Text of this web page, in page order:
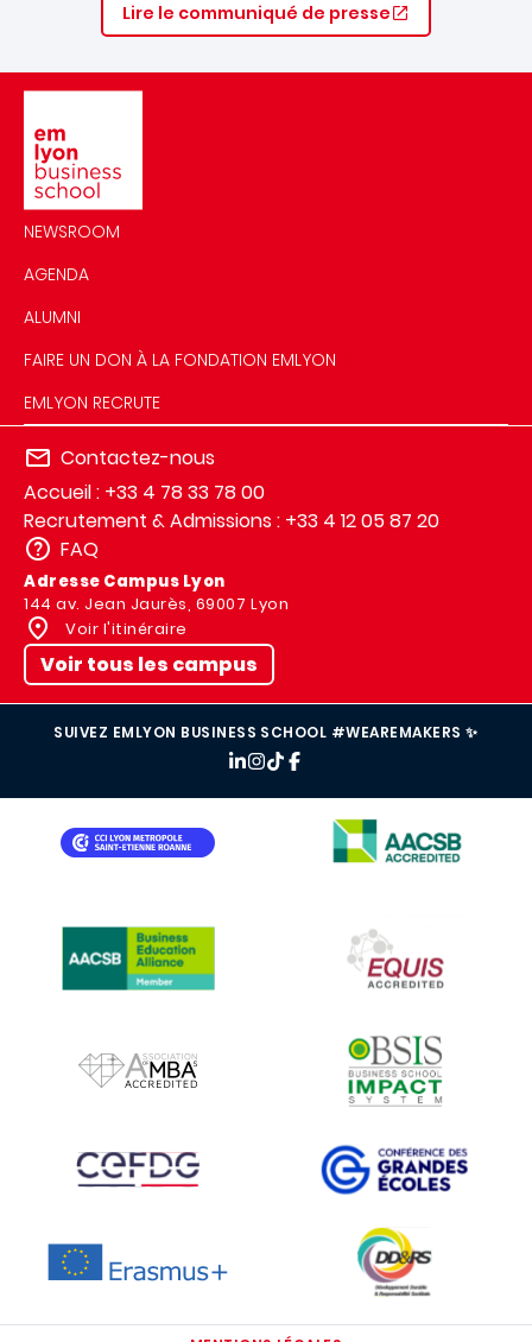
Lire le communiqué de presse
NEWSROOM
AGENDA
ALUMNI
FAIRE UN DON À LA FONDATION EMLYON
EMLYON RECRUTE
Contactez-nous
Accueil : +33 4 78 33 78 00
Recrutement & Admissions : +33 4 12 05 87 20
FAQ
Adresse Campus Lyon
144 av. Jean Jaurès, 69007 Lyon
Voir l'itinéraire
Voir tous les campus
SUIVEZ EMLYON BUSINESS SCHOOL #WEAREMAKERS ✨
IMAGE
IMAGE
IMAGE
IMAGE
IMAGE IMAGE